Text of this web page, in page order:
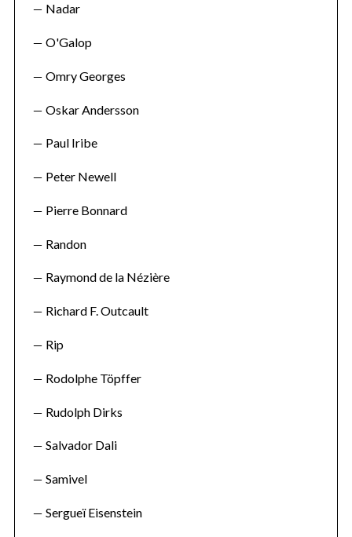
Nadar
O'Galop
Omry Georges
Oskar Andersson
Paul Iribe
Peter Newell
Pierre Bonnard
Randon
Raymond de la Nézière
Richard F. Outcault
Rip
Rodolphe Töpffer
Rudolph Dirks
Salvador Dali
Samivel
Sergueï Eisenstein